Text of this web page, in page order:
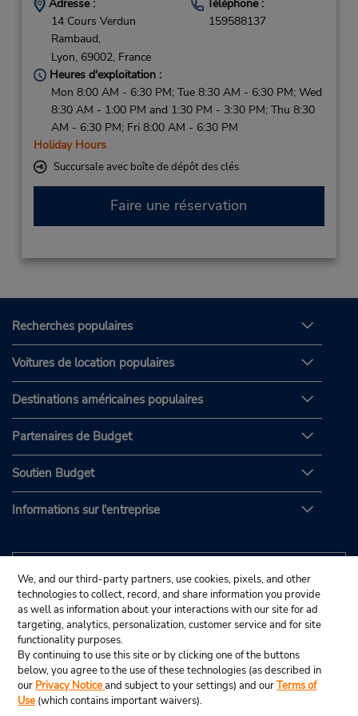
Adresse :
14 Cours Verdun
Rambaud,
Lyon, 69002, France
Téléphone :
159588137
Heures d'exploitation :
Mon 8:00 AM - 6:30 PM; Tue 8:30 AM - 6:30 PM; Wed
8:30 AM - 1:00 PM and 1:30 PM - 3:30 PM; Thu 8:30
AM - 6:30 PM; Fri 8:00 AM - 6:30 PM
Holiday Hours
Succursale avec boîte de dépôt des clés
Faire une réservation
Recherches populaires
Voitures de location populaires
Destinations américaines populaires
Partenaires de Budget
Soutien Budget
Informations sur l'entreprise
We, and our third-party partners, use cookies, pixels, and other
technologies to collect, record, and share information you provide
as well as information about your interactions with our site for ad
targeting, analytics, personalization, customer service and for site
functionality purposes.
By continuing to use this site or by clicking one of the buttons
below, you agree to the use of these technologies (as described in
our Privacy Noticeand subject to your settings) and ourTerms of
Use (which contains important waivers).